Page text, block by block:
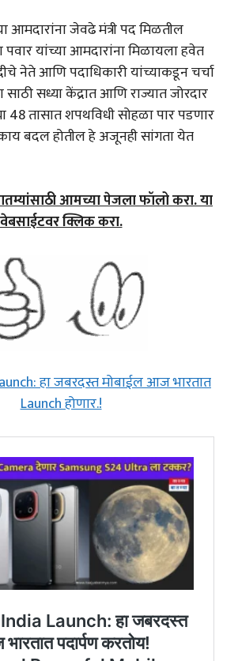
आमदारांना जेवढे मंत्री पद मिळतील
यांच्या आमदारांना मिळायला हवेत
नेते आणि पदाधिकारी यांच्याकडून चर्चा
साठी सध्या केंद्रात आणि राज्यात जोरदार
तासात शपथविधी सोहळा पार पडणार
बदल होतील हे अजूनही सांगता येत
आमच्या पेजला फॉलो करा. या
वेबसाईटवर क्लिक करा.
हा जबरदस्त मोबाईल आज भारतात
Launch होणार.!